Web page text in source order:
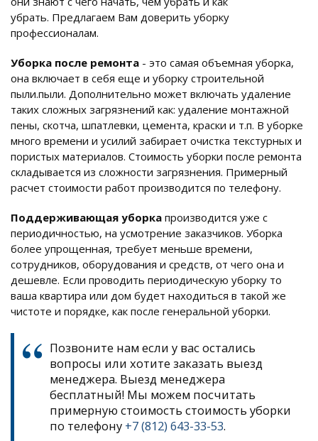
убрать. Предлагаем Вам доверить уборку
профессионалам.
Уборка после ремонта - это самая объемная уборка,
она включает в себя еще и уборку строительной
пыли.пыли. Дополнительно может включать удаление
таких сложных загрязнений как: удаление монтажной
пены, скотча, шпатлевки, цемента, краски и т.п. В уборке
много времени и усилий забирает очистка текстурных и
пористых материалов. Стоимость уборки после ремонта
складывается из сложности загрязнения. Примерный
расчет стоимости работ производится по телефону.
Поддерживающая уборка производится уже с
периодичностью, на усмотрение заказчиков. Уборка
более упрощенная, требует меньше времени,
сотрудников, оборудования и средств, от чего она и
дешевле. Если проводить периодическую уборку то
ваша квартира или дом будет находиться в такой же
чистоте и порядке, как после генеральной уборки.
Позвоните нам если у вас остались
вопросы или хотите заказать выезд
менеджера. Выезд менеджера
бесплатный! Мы можем посчитать
примерную стоимость стоимость уборки
по телефону +7 (812) 643-33-53.